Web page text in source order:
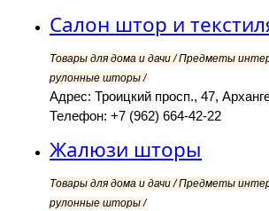
Салон штор и
Товары для дома и дачи / Предметы
рулонные шторы /
Адрес: Троицкий просп., 47,
Телефон: +7 (962) 664-42-22
Жалюзи шторы
Товары для дома и дачи / Предметы
рулонные шторы /